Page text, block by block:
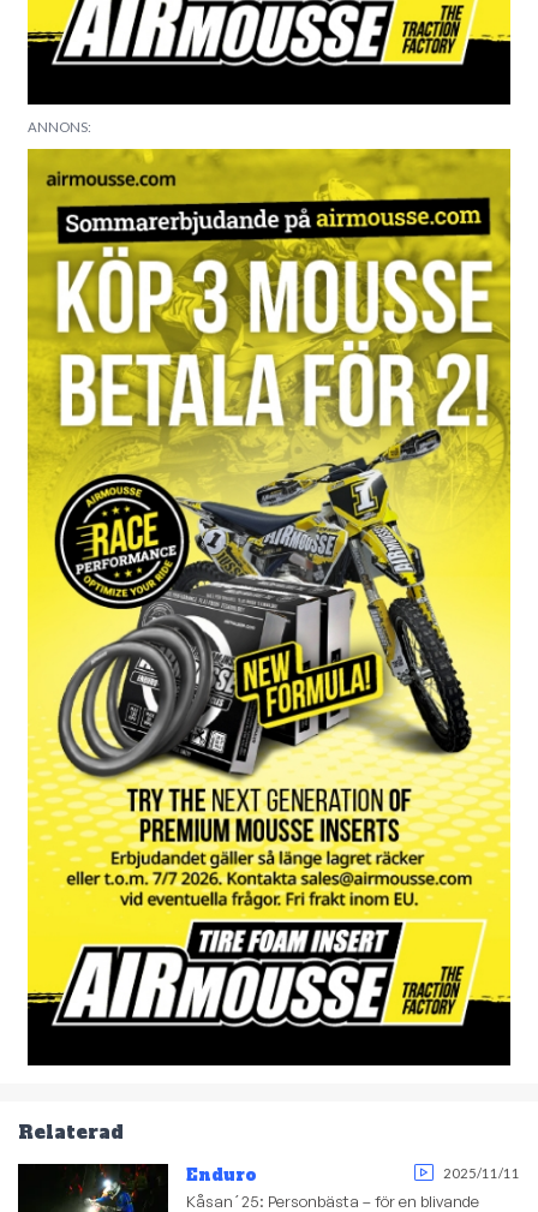
ANNONS:
Relaterad
Enduro 2025/11/11
Kåsan´25: Personbästa – för en blivande